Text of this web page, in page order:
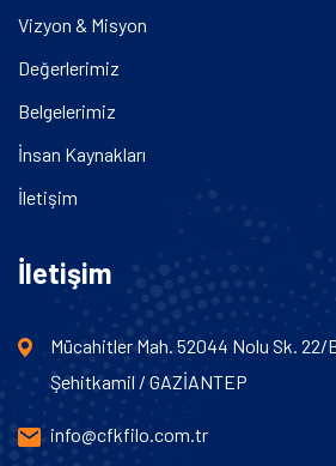
Vizyon & Misyon
Değerlerimiz
Belgelerimiz
İnsan Kaynakları
İletişim
İletişim
Mücahitler Mah. 52044 Nolu Sk. 22/
Şehitkamil / GAZİANTEP
info@cfkfilo.com.tr